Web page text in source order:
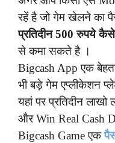
रहें है जो गेम खेलने का
प्रतिदीन 500 रुपये
से कमा सकते है ।
Bigcash App एक
भी बड़े गेम एप्लीकेशन
यहां पर प्रतिदीन
और Win Real Cash
Bigcash Game एक